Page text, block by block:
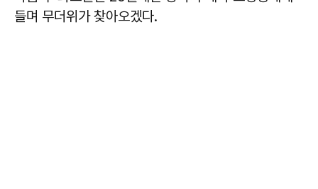
들며 무더위가 찾아오겠다.